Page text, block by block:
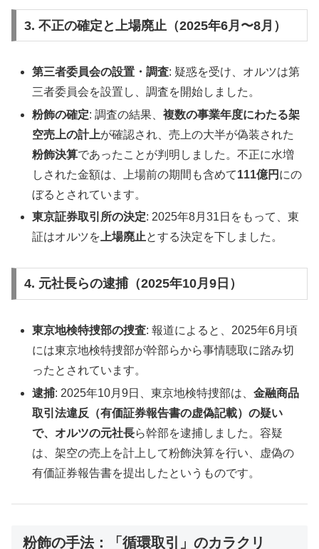
3. 不正の確定と上場廃止（2025年6月〜8月）
第三者委員会の設置・調査: 疑惑を受け、オルツは第
三者委員会を設置し、調査を開始しました。
粉飾の確定: 調査の結果、複数の事業年度にわたる架
空売上の計上が確認され、売上の大半が偽装された
粉飾決算であったことが判明しました。不正に水増
しされた金額は、上場前の期間も含めて111億円 にの
ぼるとされています。
東京証券取引所の決定: 2025年8月31日をもって、東
証はオルツを 上場廃止とする決定を下しました。
4. 元社長らの逮捕（2025年10月9日）
東京地検特捜部の捜査: 報道によると、2025年6月頃
には東京地検特捜部が幹部らから事情聴取に踏み切
ったとされています。
逮捕: 2025年10月9日、東京地検特捜部は、金融商品
取引法違反（有価証券報告書の虚偽記載）の疑い
で、オルツの元社長ら幹部を逮捕しました。容疑
は、架空の売上を計上して粉飾決算を行い、虚偽の
有価証券報告書を提出したというものです。
粉飾の手法：「循環取引」のカラクリ